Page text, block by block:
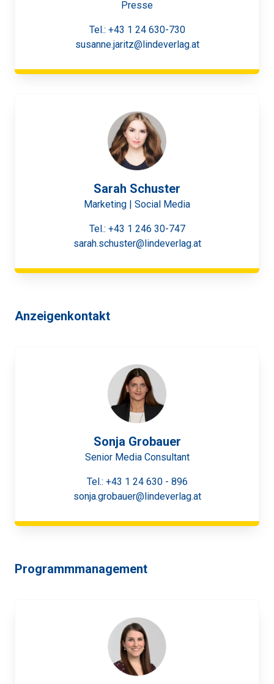
Presse
Tel.: +43 1 24 630-730
susanne.jaritz@lindeverlag.at
Sarah Schuster
Marketing | Social Media
Tel.: +43 1 246 30-747
sarah.schuster@lindeverlag.at
Anzeigenkontakt
Sonja Grobauer
Senior Media Consultant
Tel.: +43 1 24 630 - 896
sonja.grobauer@lindeverlag.at
Programmmanagement